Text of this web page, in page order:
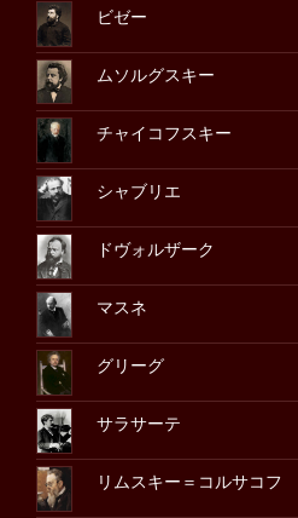
ビゼー
ムソルグスキー
チャイコフスキー
シャブリエ
ドヴォルザーク
マスネ
グリーグ
サラサーテ
リムスキー＝コルサコフ